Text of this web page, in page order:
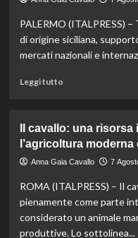
come
le
vite
umanitari”.
PALERMO (ITALPRESS)
di origine siciliana,
mercati nazionali e
Leggi tuttoLeggi
Controllo
qualità
olio
vino:
l’IRVO
potenzia
Il cavallo: una
l’agricoltura
Anna Gaia Cavallo 7
ROMA (ITALPRESS) – Il
pienamente come parte
considerato un animale
produttive. Lo sottolinea...